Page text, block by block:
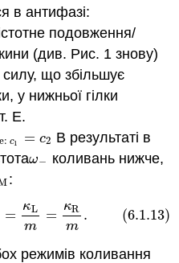
в антифазі:
подовження/
(див. Рис. 1 знову)
що збільшує
у нижньої гілки
Е.
c1 = c2
are in phase:c1=c2
В результаті в
ω−
ω− коливань нижче,
:
=
κL
m
=
κR
m
. (6.1.13)
−κm=κ Lm =κR
режимів коливання